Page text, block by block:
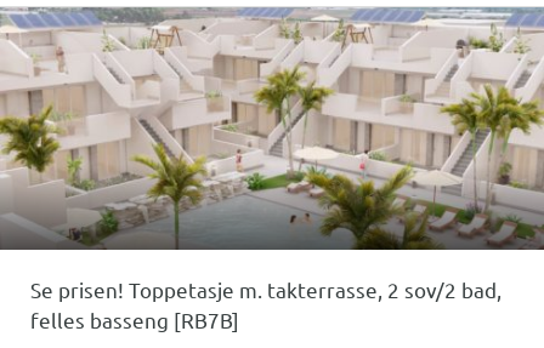
Se prisen! Toppetasje m. takterrasse, 2 sov/2 bad,
felles basseng [RB7B]